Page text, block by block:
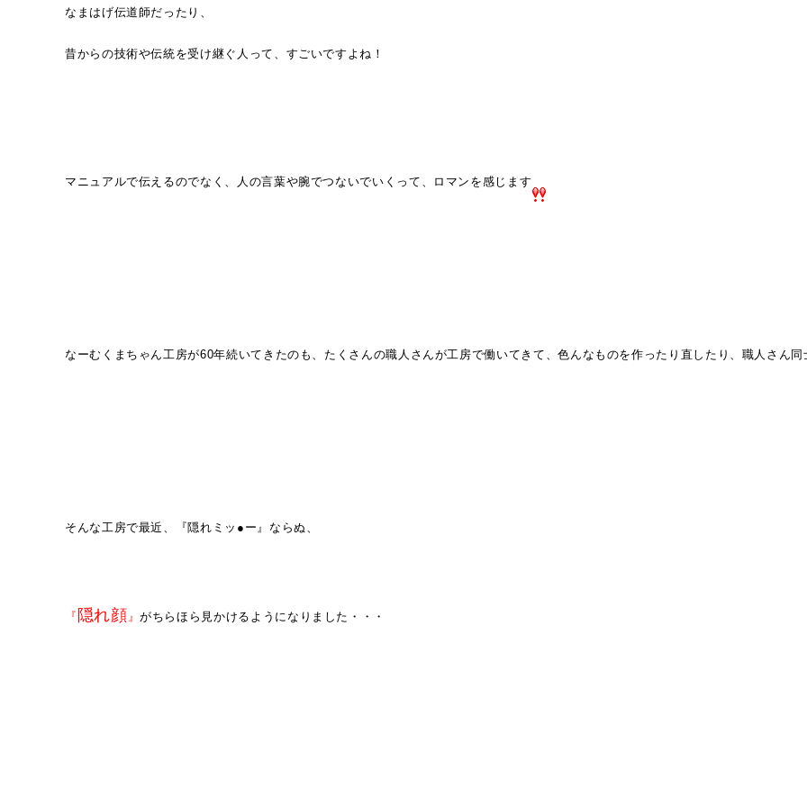
なまはげ伝道師だったり、
昔からの技術や伝統を受け継ぐ人って、すごいですよね！
マニュアルで伝えるのでなく、人の言葉や腕でつないでいくって、ロマンを感じます
なーむくまちゃん工房が60年続いてきたのも、たくさんの職人さんが工房で働いてきて、色んなものを作ったり直したり、職人さん
そんな工房で最近、『隠れミッ●ー』ならぬ、
『 隠れ顔』がちらほら見かけるようになりました・・・